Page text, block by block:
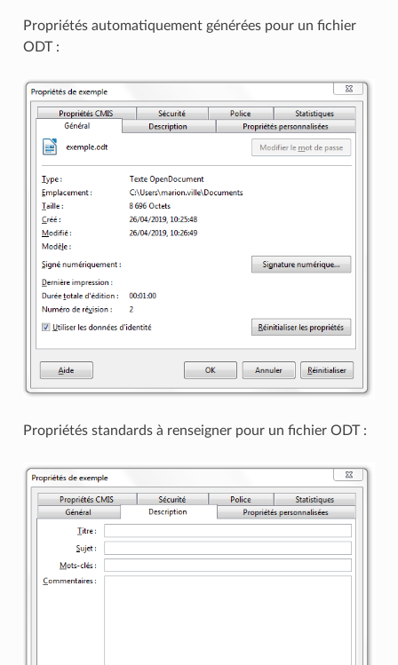
Propriétés automatiquement générées pour un fichier
ODT :
Propriétés standards à renseigner pour un fichier ODT :